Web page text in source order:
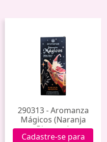
290313 - Aromanza
Mágicos (Naranja
Pimenta)
Cadastre-se para